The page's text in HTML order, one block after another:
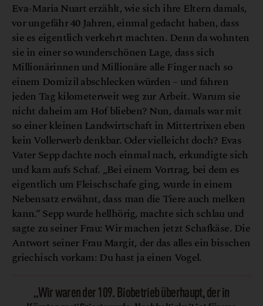
Eva-Maria Nuart erzählt, wie sich ihre Eltern damals,
vor ungefähr 40 Jahren, einmal gedacht haben, dass
sie es eigentlich verkehrt machten. Denn da wohnten
sie in einer so wunderschönen Lage, dass sich
Millionärinnen und Millionäre alle Finger nach so
einem Domizil abschlecken würden – und fahren
jeden Tag kilometerweit weg zur Arbeit. Warum sie
nicht daheim am Hof blieben? Nun, damals war mit
so einer kleinen Landwirtschaft in Mittertrixen eben
kein Vollerwerb denkbar. Oder vielleicht doch? Evas
Vater Sepp dachte noch einmal nach, erkundigte sich
und kam aufs Schaf. „Bei einem Vortrag, bei dem es
eigentlich um Fleischschafe ging, wurde in einem
Nebensatz erwähnt, dass man die Tiere auch melken
kann.“ Sepp wurde hellhörig, machte sich schlau und
sagte zu seiner Frau: Wir machen jetzt Schafkäse. Die
Antwort seiner Frau Margit, der das alles ein bisschen
griechisch vorkam: Du hast ja einen Vogel.
„Wir waren der 109. Biobetrieb überhaupt, der in